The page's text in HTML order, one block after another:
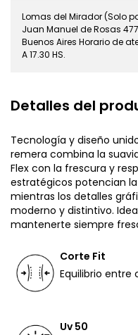
Lomas del Mirador (Solo
Juan Manuel de Rosas
Buenos Aires Horario de
A 17.30 HS.
Detalles del
Tecnología y diseño
remera combina la
Flex con la frescura y
estratégicos potencian
mientras los detalles
moderno y distintivo.
mantenerte siempre
Corte Fit
Equilibrio
Uv 50